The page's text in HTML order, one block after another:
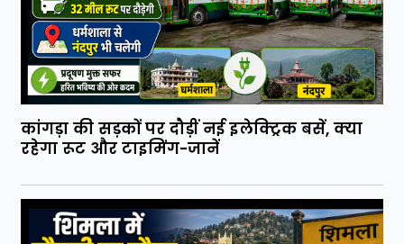
कांगड़ा की सड़कों पर दौड़ीं नई इलेक्ट्रिक बसें, क्या
रहेगा रूट और टाइमिंग-जानें